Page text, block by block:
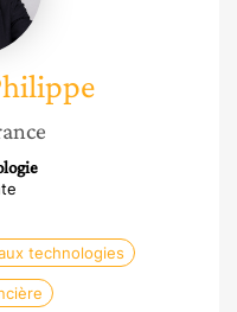
technologies